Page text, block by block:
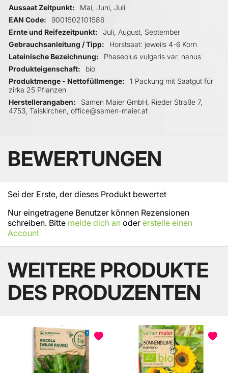
Aussaat Zeitpunkt
Mai, Juni, Juli
EAN Code
9001502101586
Ernte und Reifezeitpunkt
Juli, August, September
Gebrauchsanleitung / Tipp
Horstsaat: jeweils 4-6 Korn
Lateinische Bezeichnung
Phaseolus vulgaris var. nanus
Produkteigenschaft
bio
Produktmenge - Nettofüllmenge
1 Packung mit Saatgut für
zirka 25 Pflanzen
Herstellerangaben
Samen Maier GmbH, Rieder Straße 7,
4753, Taiskirchen, office@samen-maier.at
BEWERTUNGEN
Sei der Erste, der dieses Produkt bewertet
Nur eingetragene Benutzer können Rezensionen
schreiben. Bitte melde dich an oder erstelle einen
Account
WEITERE PRODUKTE
DES PRODUZENTEN